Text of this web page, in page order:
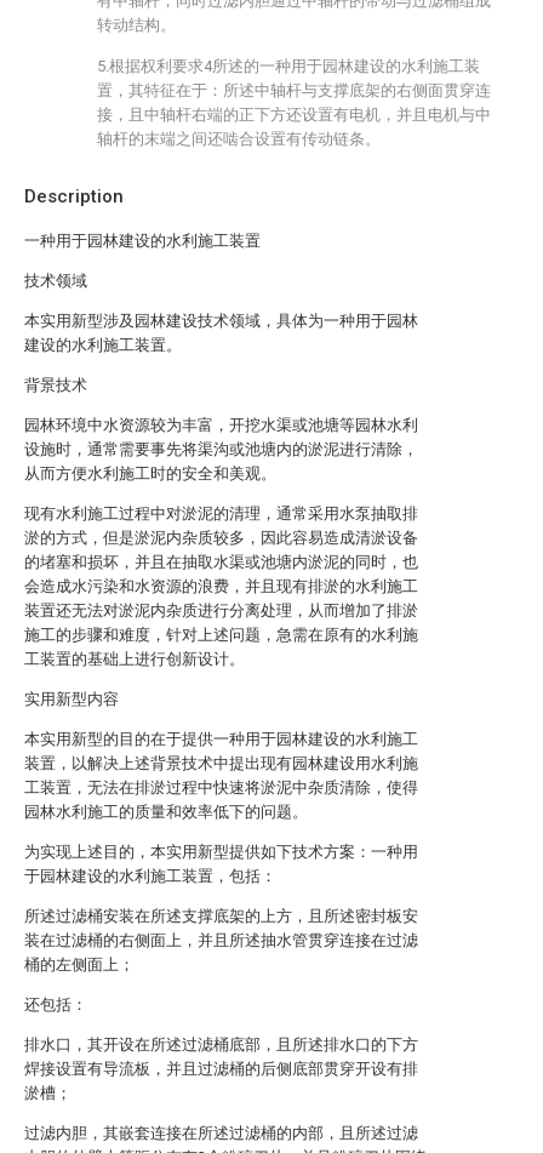
Description
一种用于园林建设的水利施工装置
技术领域
本实用新型涉及园林建设技术领域，具体为一种用于园林
建设的水利施工装置。
背景技术
园林环境中水资源较为丰富，开挖水渠或池塘等园林水利
设施时，通常需要事先将渠沟或池塘内的淤泥进行清除，
从而方便水利施工时的安全和美观。
现有水利施工过程中对淤泥的清理，通常采用水泵抽取排
淤的方式，但是淤泥内杂质较多，因此容易造成清淤设备
的堵塞和损坏，并且在抽取水渠或池塘内淤泥的同时，也
会造成水污染和水资源的浪费，并且现有排淤的水利施工
装置还无法对淤泥内杂质进行分离处理，从而增加了排淤
施工的步骤和难度，针对上述问题，急需在原有的水利施
工装置的基础上进行创新设计。
实用新型内容
本实用新型的目的在于提供一种用于园林建设的水利施工
装置，以解决上述背景技术中提出现有园林建设用水利施
工装置，无法在排淤过程中快速将淤泥中杂质清除，使得
园林水利施工的质量和效率低下的问题。
为实现上述目的，本实用新型提供如下技术方案：一种用
于园林建设的水利施工装置，包括：
所述过滤桶安装在所述支撑底架的上方，且所述密封板安
装在过滤桶的右侧面上，并且所述抽水管贯穿连接在过滤
桶的左侧面上；
还包括：
排水口，其开设在所述过滤桶底部，且所述排水口的下方
焊接设置有导流板，并且过滤桶的后侧底部贯穿开设有排
淤槽；
过滤内胆，其嵌套连接在所述过滤桶的内部，且所述过滤
转动结构。
5.根据权利要求4所述的一种用于园林建设的水利施工装
置，其特征在于：所述中轴杆与支撑底架的右侧面贯穿连
接，且中轴杆右端的正下方还设置有电机，并且电机与中
轴杆的末端之间还啮合设置有传动链条。